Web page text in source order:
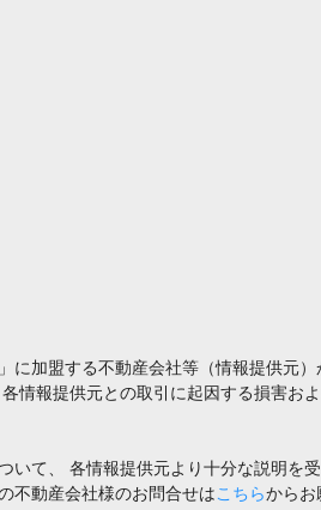
加盟する不動産会社等（情報提供元
情報提供元との取引に起因する損害お
て、 各情報提供元より十分な説明を
不動産会社様のお問合せはこちらからお